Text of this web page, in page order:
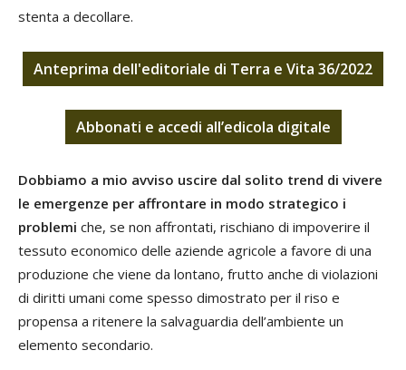
stenta a decollare.
Anteprima dell'editoriale di Terra e Vita 36/2022
Abbonati e accedi all’edicola digitale
Dobbiamo a mio avviso uscire dal solito trend di vivere
le emergenze per affrontare in modo strategico i
problemi che, se non affrontati, rischiano di impoverire il
tessuto economico delle aziende agricole a favore di una
produzione che viene da lontano, frutto anche di violazioni
di diritti umani come spesso dimostrato per il riso e
propensa a ritenere la salvaguardia dell’ambiente un
elemento secondario.